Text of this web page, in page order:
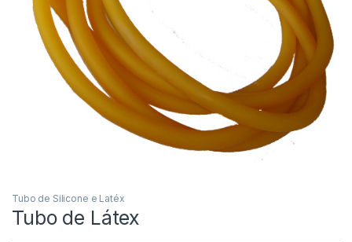
Tubo de Silicone e Latéx
Tubo de Látex